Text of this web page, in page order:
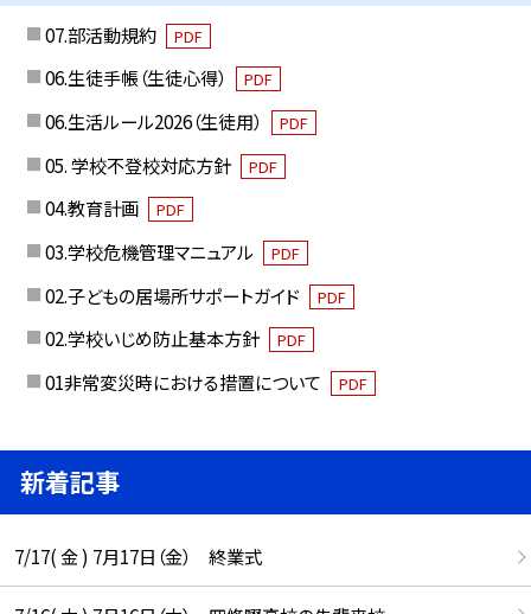
07.部活動規約 PDF
06.生徒手帳（生徒心得） PDF
06.生活ルール2026（生徒用） PDF
05. 学校不登校対応方針 PDF
04.教育計画 PDF
03.学校危機管理マニュアル PDF
02.子どもの居場所サポートガイド PDF
02.学校いじめ防止基本方針 PDF
01非常変災時における措置について PDF
新着記事
7/17( 金 ) 7月17日（金） 終業式